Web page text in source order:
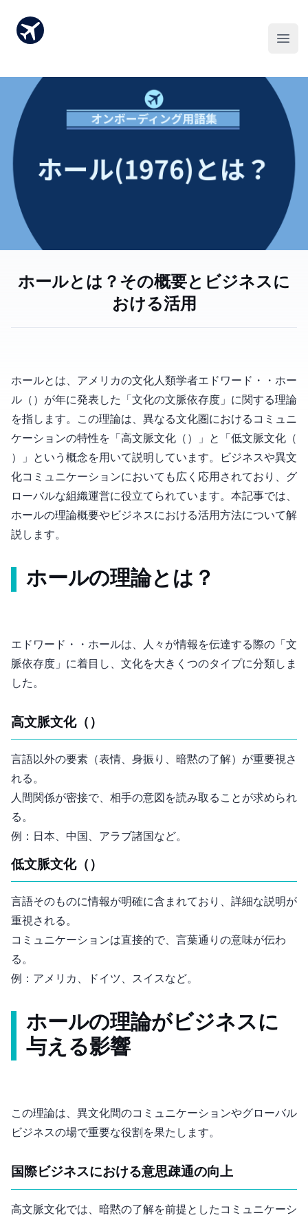
ホール(1976)とは？その概要とビジネスに
おける活用
ホール(1976)とは、アメリカの文化人類学者エドワード・T・ホー
ル（Edward T. Hall）が1976年に発表した「文化の文脈依存度」に関する理論
を指します。この理論は、異なる文化圏におけるコミュニ
ケーションの特性を「高文脈文化（High-context Culture）」と「低文脈文化（Low-context
Culture）」という概念を用いて説明しています。ビジネスや異文
化コミュニケーションにおいても広く応用されており、グ
ローバルな組織運営に役立てられています。本記事では、
ホール(1976)の理論概要やビジネスにおける活用方法について解
説します。
ホール(1976)の理論とは？
エドワード・T・ホールは、人々が情報を伝達する際の「文
脈依存度」に着目し、文化を大きく2つのタイプに分類しま
した。
高文脈文化（High-context Culture）
言語以外の要素（表情、身振り、暗黙の了解）が重要視さ
れる。
人間関係が密接で、相手の意図を読み取ることが求められ
る。
例：日本、中国、アラブ諸国など。
低文脈文化（Low-context Culture）
言語そのものに情報が明確に含まれており、詳細な説明が
重視される。
コミュニケーションは直接的で、言葉通りの意味が伝わ
る。
例：アメリカ、ドイツ、スイスなど。
ホール(1976)の理論がビジネスに
与える影響
この理論は、異文化間のコミュニケーションやグローバル
ビジネスの場で重要な役割を果たします。
国際ビジネスにおける意思疎通の向上
高文脈文化では、暗黙の了解を前提としたコミュニケーシ